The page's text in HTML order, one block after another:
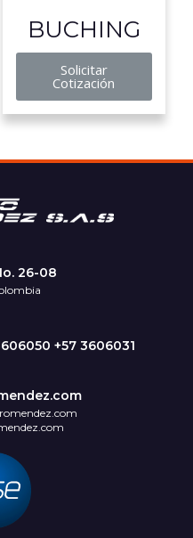
BUCHING
Solicitar
Cotización
26-08
+57 3606031